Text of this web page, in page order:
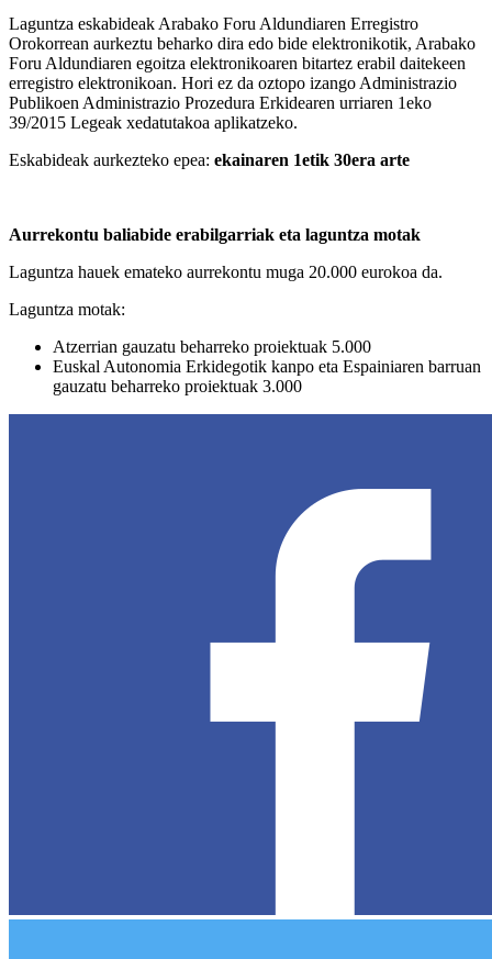
Laguntza eskabideak Arabako Foru Aldundiaren Erregistro
Orokorrean aurkeztu beharko dira edo bide elektronikotik, Arabako
Foru Aldundiaren egoitza elektronikoaren bitartez erabil daitekeen
erregistro elektronikoan. Hori ez da oztopo izango Administrazio
Publikoen Administrazio Prozedura Erkidearen urriaren 1eko
39/2015 Legeak xedatutakoa aplikatzeko.
Eskabideak aurkezteko epea: ekainaren 1etik 30era arte
Aurrekontu baliabide erabilgarriak eta laguntza motak
Laguntza hauek emateko aurrekontu muga 20.000 eurokoa da.
Laguntza motak:
Atzerrian gauzatu beharreko proiektuak 5.000
Euskal Autonomia Erkidegotik kanpo eta Espainiaren barruan
gauzatu beharreko proiektuak 3.000